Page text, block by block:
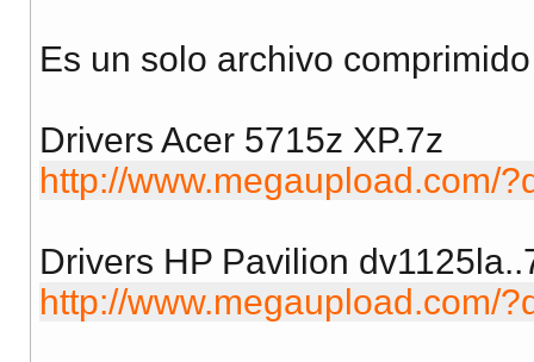
Es un solo archivo
Drivers Acer 5715z XP.7z
http://www.megaupload.com/
Drivers HP Pavilion
http://www.megaupload.com/